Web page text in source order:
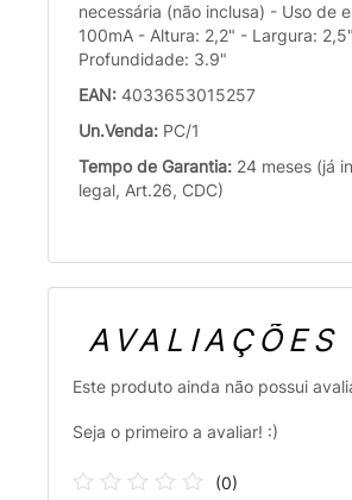
necessária (não inclusa) - Uso de
100mA - Altura: 2,2" - Largura:
Profundidade: 3.9"
EAN: 4033653015257
Un.Venda: PC/1
Tempo de Garantia: 24 meses (já
legal, Art.26, CDC)
AVALIAÇÕES
Este produto ainda não possui
Seja o primeiro a avaliar! :)
(0)